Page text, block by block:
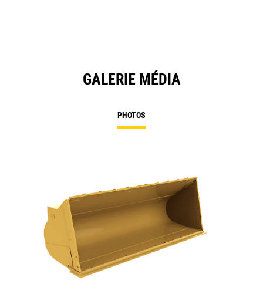
GALERIE MÉDIA
PHOTOS